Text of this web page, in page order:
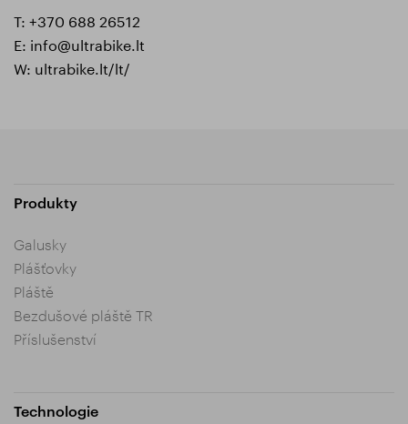
T: +370 688 26512
E: info@ultrabike.lt
W: ultrabike.lt/lt/
Produkty
Galusky
Plášťovky
Pláště
Bezdušové pláště TR
Příslušenství
Technologie